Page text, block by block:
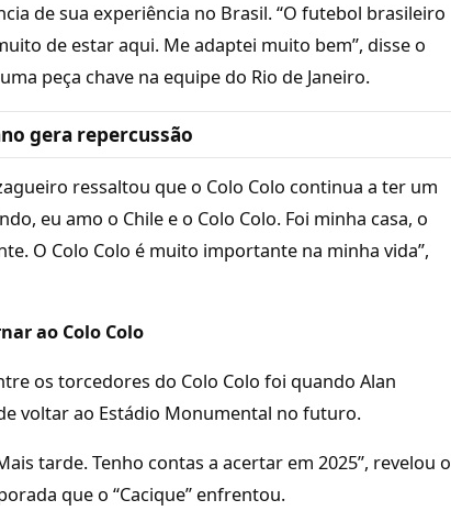
de sua experiência no Brasil. “O futebol brasileiro
de estar aqui. Me adaptei muito bem”, disse o
peça chave na equipe do Rio de Janeiro.
gera repercussão
ressaltou que o Colo Colo continua a ter um
eu amo o Chile e o Colo Colo. Foi minha casa, o
O Colo Colo é muito importante na minha vida”,
ao Colo Colo
os torcedores do Colo Colo foi quando Alan
voltar ao Estádio Monumental no futuro.
tarde. Tenho contas a acertar em 2025”, revelou o
que o “Cacique” enfrentou.